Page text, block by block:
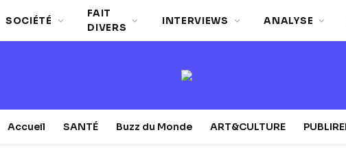
SOCIÉTÉ
FAIT
DIVERS
INTERVIEWS ANALYSE
Accueil SANTÉ Buzz du Monde ART&CULTURE